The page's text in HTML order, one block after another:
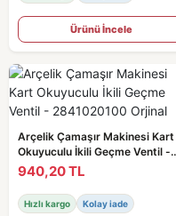
Ürünü İncele
Arçelik Çamaşır Makinesi Kart
Okuyuculu İkili Geçme Ventil -
2841020100 Orjinal
940,20 TL
Hızlı kargo Kolay iade